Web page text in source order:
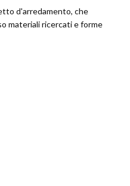
d'arredamento, che
materiali ricercati e forme